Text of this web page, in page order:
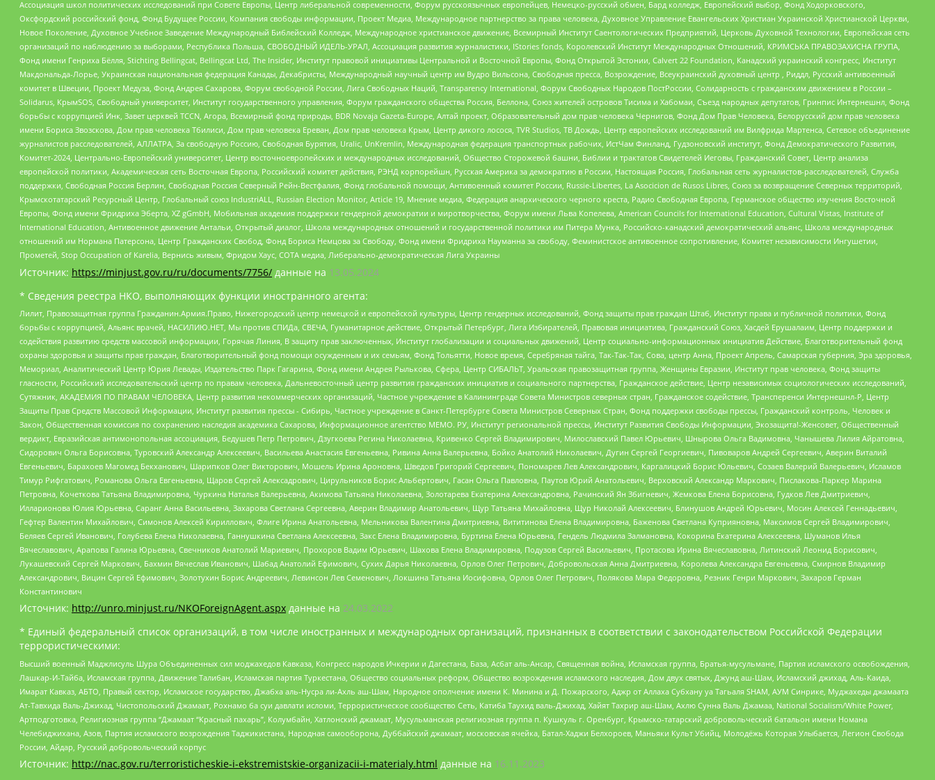
Ассоциация школ политических исследований при Совете Европы, Центр либеральной современности, Форум русскоязычных европейцев, Немецко-русский обмен, Бард колледж, Европейский выбор, Фонд Ходорковского,
Оксфордский российский фонд, Фонд Будущее России, Компания свободы информации, Проект Медиа, Международное партнерство за права человека, Духовное Управление Евангельских Христиан Украинской Христианской Церкви,
Новое Поколение, Духовное Учебное Заведение Международный Библейский Колледж, Международное христианское движение, Всемирный Институт Саентологических Предприятий, Церковь Духовной Технологии, Европейская сеть
организаций по наблюдению за выборами, Республика Польша, СВОБОДНЫЙ ИДЕЛЬ-УРАЛ, Ассоциация развития журналистики, IStories fonds, Королевский Институт Международных Отношений, КРИМСЬКА ПРАВОЗАХИСНА ГРУПА,
Фонд имени Генриха Бёлля, Stichting Bellingcat, Bellingcat Ltd, The Insider, Институт правовой инициативы Центральной и Восточной Европы, Фонд Открытой Эстонии, Calvert 22 Foundation, Канадский украинский конгресс, Институт
Макдональда-Лорье, Украинская национальная федерация Канады, Декабристы, Международный научный центр им Вудро Вильсона, Свободная пресса, Возрождение, Всеукраинский духовный центр , Риддл, Русский антивоенный
комитет в Швеции, Проект Медуза, Фонд Андрея Сахарова, Форум свободной России, Лига Свободных Наций, Transparеncy International, Форум Свободных Народов ПостРоссии, Солидарность с гражданским движением в России –
Solidarus, КрымSOS, Свободный университет, Институт государственного управления, Форум гражданского общества Россия, Беллона, Союз жителей островов Тисима и Хабомаи, Съезд народных депутатов, Гринпис Интернешнл, Фонд
борьбы с коррупцией Инк, Завет церквей TCCN, Агора, Всемирный фонд природы, BDR Novaja Gazeta-Europe, Алтай проект, Образовательный дом прав человека Чернигов, Фонд Дом Прав Человека, Белорусский дом прав человека
имени Бориса Звозскова, Дом прав человека Тбилиси, Дом прав человека Ереван, Дом прав человека Крым, Центр дикого лосося, TVR Studios, ТВ Дождь, Центр европейских исследований им Вилфрида Мартенса, Сетевое объединение
журналистов расследователей, АЛЛАТРА, За свободную Россию, Свободная Бурятия, Uralic, UnKremlin, Международная федерация транспортных рабочих, ИстЧам Финланд, Гудзоновский институт, Фонд Демократического Развития,
Комитет-2024, Центрально-Европейский университет, Центр восточноевропейских и международных исследований, Общество Сторожевой башни, Библии и трактатов Свидетелей Иеговы, Гражданский Совет, Центр анализа
европейской политики, Академическая сеть Восточная Европа, Российский комитет действия, РЭНД корпорейшн, Русская Америка за демократию в России, Настоящая Россия, Глобальная сеть журналистов-расследователей, Служба
поддержки, Свободная Россия Берлин, Свободная Россия Северный Рейн-Вестфалия, Фонд глобальной помощи, Антивоенный комитет России, Russie-Libertes, La Asocicion de Rusos Libres, Союз за возвращение Северных территорий,
Крымскотатарский Ресурсный Центр, Глобальный союз IndustriALL, Russian Election Monitor, Article 19, Мнение медиа, Федерация анархического черного креста, Радио Свободная Европа, Германское общество изучения Восточной
Европы, Фонд имени Фридриха Эберта, XZ gGmbH, Мобильная академия поддержки гендерной демократии и миротворчества, Форум имени Льва Копелева, American Councils for International Education, Cultural Vistas, Institute of
International Education, Антивоенное движение Антальи, Открытый диалог, Школа международных отношений и государственной политики им Питера Мунка, Российско-канадский демократический альянс, Школа международных
отношений им Нормана Патерсона, Центр Гражданских Свобод, Фонд Бориса Немцова за Свободу, Фонд имени Фридриха Науманна за свободу, Феминистское антивоенное сопротивление, Комитет независимости Ингушетии,
Прометей, Stop Occupation of Karelia, Вернись живым, Фридом Хаус, СОТА медиа, Либерально-демократическая Лига Украины
Источник: https://minjust.gov.ru/ru/documents/7756/ данные на 13.05.2024
* Сведения реестра НКО, выполняющих функции иностранного агента:
Лилит, Правозащитная группа Гражданин.Армия.Право, Нижегородский центр немецкой и европейской культуры, Центр гендерных исследований, Фонд защиты прав граждан Штаб, Институт права и публичной политики, Фонд
борьбы с коррупцией, Альянс врачей, НАСИЛИЮ.НЕТ, Мы против СПИДа, СВЕЧА, Гуманитарное действие, Открытый Петербург, Лига Избирателей, Правовая инициатива, Гражданский Союз, Хасдей Ерушалаим, Центр поддержки и
содействия развитию средств массовой информации, Горячая Линия, В защиту прав заключенных, Институт глобализации и социальных движений, Центр социально-информационных инициатив Действие, Благотворительный фонд
охраны здоровья и защиты прав граждан, Благотворительный фонд помощи осужденным и их семьям, Фонд Тольятти, Новое время, Серебряная тайга, Так-Так-Так, Сова, центр Анна, Проект Апрель, Самарская губерния, Эра здоровья,
Мемориал, Аналитический Центр Юрия Левады, Издательство Парк Гагарина, Фонд имени Андрея Рылькова, Сфера, Центр СИБАЛЬТ, Уральская правозащитная группа, Женщины Евразии, Институт прав человека, Фонд защиты
гласности, Российский исследовательский центр по правам человека, Дальневосточный центр развития гражданских инициатив и социального партнерства, Гражданское действие, Центр независимых социологических исследований,
Сутяжник, АКАДЕМИЯ ПО ПРАВАМ ЧЕЛОВЕКА, Центр развития некоммерческих организаций, Частное учреждение в Калининграде Совета Министров северных стран, Гражданское содействие, Трансперенси Интернешнл-Р, Центр
Защиты Прав Средств Массовой Информации, Институт развития прессы - Сибирь, Частное учреждение в Санкт-Петербурге Совета Министров Северных Стран, Фонд поддержки свободы прессы, Гражданский контроль, Человек и
Закон, Общественная комиссия по сохранению наследия академика Сахарова, Информационное агентство МЕМО. РУ, Институт региональной прессы, Институт Развития Свободы Информации, Экозащита!-Женсовет, Общественный
вердикт, Евразийская антимонопольная ассоциация, Бедушев Петр Петрович, Дзугкоева Регина Николаевна, Кривенко Сергей Владимирович, Милославский Павел Юрьевич, Шнырова Ольга Вадимовна, Чанышева Лилия Айратовна,
Сидорович Ольга Борисовна, Туровский Александр Алексеевич, Васильева Анастасия Евгеньевна, Ривина Анна Валерьевна, Бойко Анатолий Николаевич, Дугин Сергей Георгиевич, Пивоваров Андрей Сергеевич, Аверин Виталий
Евгеньевич, Барахоев Магомед Бекханович, Шарипков Олег Викторович, Мошель Ирина Ароновна, Шведов Григорий Сергеевич, Пономарев Лев Александрович, Каргалицкий Борис Юльевич, Созаев Валерий Валерьевич, Исламов
Тимур Рифгатович, Романова Ольга Евгеньевна, Щаров Сергей Алексадрович, Цирульников Борис Альбертович, Гасан Ольга Павловна, Паутов Юрий Анатольевич, Верховский Александр Маркович, Пислакова-Паркер Марина
Петровна, Кочеткова Татьяна Владимировна, Чуркина Наталья Валерьевна, Акимова Татьяна Николаевна, Золотарева Екатерина Александровна, Рачинский Ян Збигневич, Жемкова Елена Борисовна, Гудков Лев Дмитриевич,
Илларионова Юлия Юрьевна, Саранг Анна Васильевна, Захарова Светлана Сергеевна, Аверин Владимир Анатольевич, Щур Татьяна Михайловна, Щур Николай Алексеевич, Блинушов Андрей Юрьевич, Мосин Алексей Геннадьевич,
Гефтер Валентин Михайлович, Симонов Алексей Кириллович, Флиге Ирина Анатольевна, Мельникова Валентина Дмитриевна, Вититинова Елена Владимировна, Баженова Светлана Куприяновна, Максимов Сергей Владимирович,
Беляев Сергей Иванович, Голубева Елена Николаевна, Ганнушкина Светлана Алексеевна, Закс Елена Владимировна, Буртина Елена Юрьевна, Гендель Людмила Залмановна, Кокорина Екатерина Алексеевна, Шуманов Илья
Вячеславович, Арапова Галина Юрьевна, Свечников Анатолий Мариевич, Прохоров Вадим Юрьевич, Шахова Елена Владимировна, Подузов Сергей Васильевич, Протасова Ирина Вячеславовна, Литинский Леонид Борисович,
Лукашевский Сергей Маркович, Бахмин Вячеслав Иванович, Шабад Анатолий Ефимович, Сухих Дарья Николаевна, Орлов Олег Петрович, Добровольская Анна Дмитриевна, Королева Александра Евгеньевна, Смирнов Владимир
Александрович, Вицин Сергей Ефимович, Золотухин Борис Андреевич, Левинсон Лев Семенович, Локшина Татьяна Иосифовна, Орлов Олег Петрович, Полякова Мара Федоровна, Резник Генри Маркович, Захаров Герман
Константинович
Источник: http://unro.minjust.ru/NKOForeignAgent.aspx данные на 24.03.2022
* Единый федеральный список организаций, в том числе иностранных и международных организаций, признанных в соответствии с законодательством Российской Федерации
террористическими:
Высший военный Маджлисуль Шура Объединенных сил моджахедов Кавказа, Конгресс народов Ичкерии и Дагестана, База, Асбат аль-Ансар, Священная война, Исламская группа, Братья-мусульмане, Партия исламского освобождения,
Лашкар-И-Тайба, Исламская группа, Движение Талибан, Исламская партия Туркестана, Общество социальных реформ, Общество возрождения исламского наследия, Дом двух святых, Джунд аш-Шам, Исламский джихад, Аль-Каида,
Имарат Кавказ, АБТО, Правый сектор, Исламское государство, Джабха аль-Нусра ли-Ахль аш-Шам, Народное ополчение имени К. Минина и Д. Пожарского, Аджр от Аллаха Субхану уа Тагьаля SHAM, АУМ Синрике, Муджахеды джамаата
Ат-Тавхида Валь-Джихад, Чистопольский Джамаат, Рохнамо ба суи давлати исломи, Террористическое сообщество Сеть, Катиба Таухид валь-Джихад, Хайят Тахрир аш-Шам, Ахлю Сунна Валь Джамаа, National Socialism/White Power,
Артподготовка, Религиозная группа “Джамаат “Красный пахарь”, Колумбайн, Хатлонский джамаат, Мусульманская религиозная группа п. Кушкуль г. Оренбург, Крымско-татарский добровольческий батальон имени Номана
Челебиджихана, Азов, Партия исламского возрождения Таджикистана, Народная самооборона, Дуббайский джамаат, московская ячейка, Батал-Хаджи Белхороев, Маньяки Культ Убийц, Молодёжь Которая Улыбается, Легион Свобода
России, Айдар, Русский добровольческий корпус
Источник: http://nac.gov.ru/terroristicheskie-i-ekstremistskie-organizacii-i-materialy.html данные на 16.11.2023